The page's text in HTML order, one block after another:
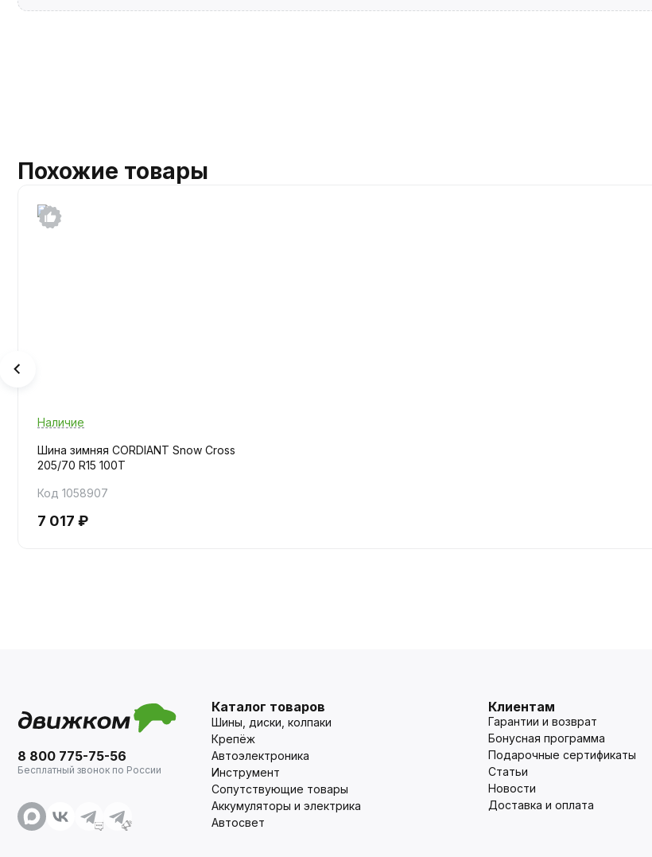
Похожие товары
Наличие
Шина зимняя CORDIANT Snow Cross
205/70 R15 100T
Код 1058907
7 017 ₽
8 800 775-75-56
Бесплатный звонок по России
Каталог товаров
Шины, диски, колпаки
Крепёж
Автоэлектроника
Инструмент
Сопутствующие товары
Аккумуляторы и электрика
Автосвет
Клиентам
Гарантии и возврат
Бонусная программа
Подарочные сертификаты
Статьи
Новости
Доставка и оплата